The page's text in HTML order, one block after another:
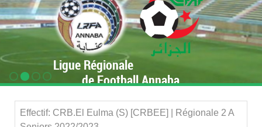
Ligue Régionale
de Football Annaba
Effectif: CRB.El Eulma (S) [CRBEE] | Régionale 2 A